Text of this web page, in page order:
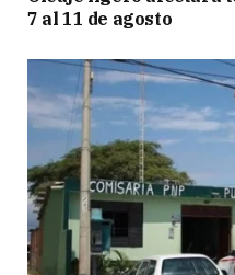
7 al 11 de agosto